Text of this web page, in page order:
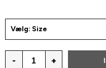
Vælg: Size
- +